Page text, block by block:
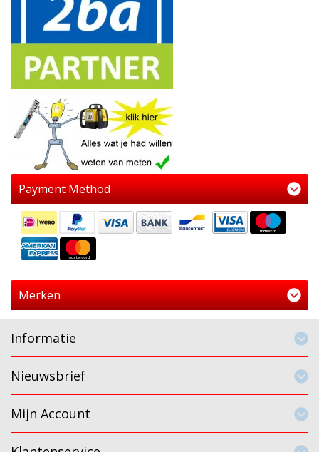
Payment Method
Merken
Informatie
Nieuwsbrief
Mijn Account